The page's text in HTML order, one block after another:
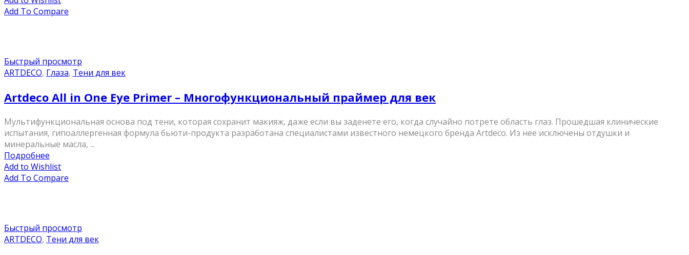
Add To Compare
Быстрый просмотр
ARTDECO, Глаза, Тени для век
Artdeco All in One Eye Primer – Многофункциональный праймер для век
Мультифункциональная основа под тени, которая сохранит макияж, даже если вы заденете его, когда случайно потрете область глаз. Прошедшая клинические
испытания, гипоаллергенная формула бьюти-продукта разработана специалистами известного немецкого бренда Artdeco. Из нее исключены отдушки и
минеральные масла, ...
Подробнее
Add to Wishlist
Add To Compare
Быстрый просмотр
ARTDECO, Тени для век